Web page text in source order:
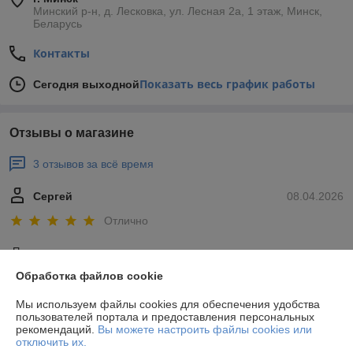
Минский р-н, д. Лесковка, ул. Лесная 2а, 1 этаж, Минск,
Беларусь
Контакты
Сегодня выходнойПоказать весь график работы
Отзывы о магазине
3 отзывов за всё время
08.04.2026
Сергей
Отлично
Приемлемые цены.
Отлично
Сделка подтверждена через корзину
Обработка файлов cookie
Мы используем файлы cookies для обеспечения удобства
пользователей портала и предоставления персональных
рекомендаций. Вы можете настроить файлы cookies или
отключить их.